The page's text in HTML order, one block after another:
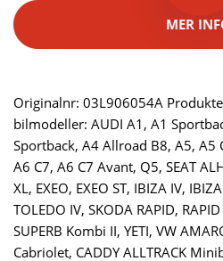
MER
Originalnr: 03L906054A
bilmodeller: AUDI A1, A1
Sportback, A4 Allroad B8, A5, A5
A6 C7, A6 C7 Avant, Q5, SEAT
XL, EXEO, EXEO ST, IBIZA IV,
TOLEDO IV, SKODA RAPID,
SUPERB Kombi II, YETI, VW
Cabriolet, CADDY ALLTRACK